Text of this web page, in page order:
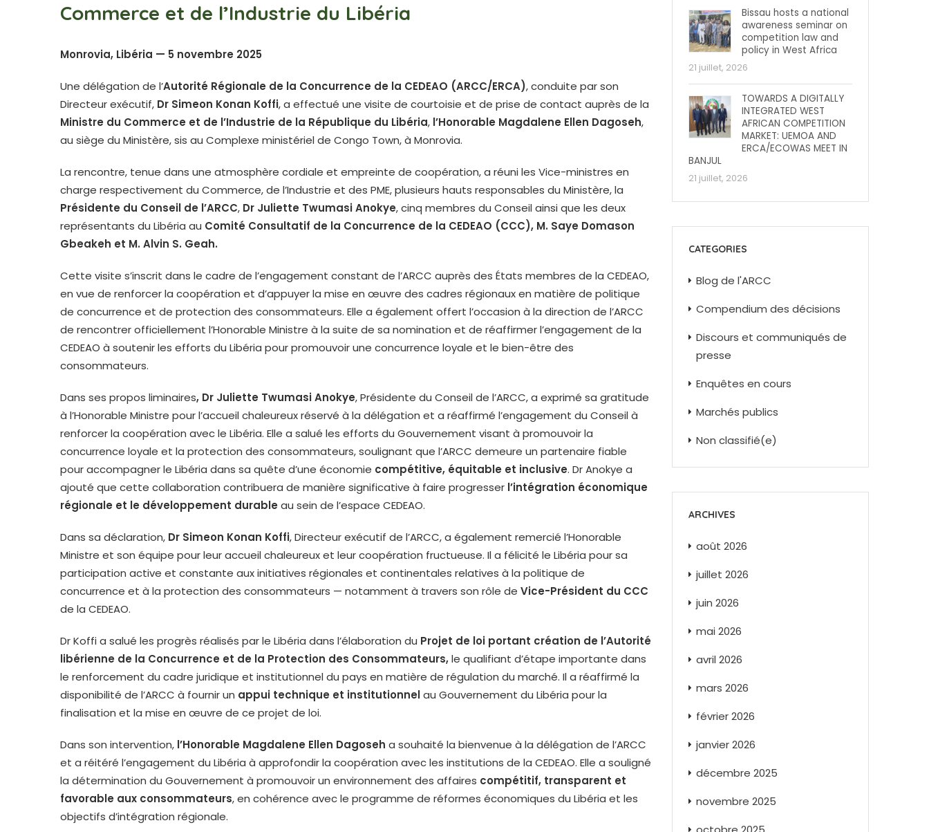
Commerce et de l’Industrie du Libéria
Monrovia, Libéria — 5 novembre 2025
Une délégation de l’Autorité Régionale de la Concurrence de la CEDEAO (ARCC/ERCA), conduite par son
Directeur exécutif, Dr Simeon Konan Koffi, a effectué une visite de courtoisie et de prise de contact auprès de la
Ministre du Commerce et de l’Industrie de la République du Libéria, l’Honorable Magdalene Ellen Dagoseh,
au siège du Ministère, sis au Complexe ministériel de Congo Town, à Monrovia.
La rencontre, tenue dans une atmosphère cordiale et empreinte de coopération, a réuni les Vice-ministres en
charge respectivement du Commerce, de l’Industrie et des PME, plusieurs hauts responsables du Ministère, la
Présidente du Conseil de l’ARCC, Dr Juliette Twumasi Anokye, cinq membres du Conseil ainsi que les deux
représentants du Libéria au Comité Consultatif de la Concurrence de la CEDEAO (CCC), M. Saye Domason
Gbeakeh et M. Alvin S. Geah.
Cette visite s’inscrit dans le cadre de l’engagement constant de l’ARCC auprès des États membres de la CEDEAO,
en vue de renforcer la coopération et d’appuyer la mise en œuvre des cadres régionaux en matière de politique
de concurrence et de protection des consommateurs. Elle a également offert l’occasion à la direction de l’ARCC
de rencontrer officiellement l’Honorable Ministre à la suite de sa nomination et de réaffirmer l’engagement de la
CEDEAO à soutenir les efforts du Libéria pour promouvoir une concurrence loyale et le bien-être des
consommateurs.
Dans ses propos liminaires, Dr Juliette Twumasi Anokye, Présidente du Conseil de l’ARCC, a exprimé sa gratitude
à l’Honorable Ministre pour l’accueil chaleureux réservé à la délégation et a réaffirmé l’engagement du Conseil à
renforcer la coopération avec le Libéria. Elle a salué les efforts du Gouvernement visant à promouvoir la
concurrence loyale et la protection des consommateurs, soulignant que l’ARCC demeure un partenaire fiable
pour accompagner le Libéria dans sa quête d’une économie compétitive, équitable et inclusive. Dr Anokye a
ajouté que cette collaboration contribuera de manière significative à faire progresser l’intégration économique
régionale et le développement durable au sein de l’espace CEDEAO.
Dans sa déclaration, Dr Simeon Konan Koffi, Directeur exécutif de l’ARCC, a également remercié l’Honorable
Ministre et son équipe pour leur accueil chaleureux et leur coopération fructueuse. Il a félicité le Libéria pour sa
participation active et constante aux initiatives régionales et continentales relatives à la politique de
concurrence et à la protection des consommateurs — notamment à travers son rôle de Vice-Président du CCC
de la CEDEAO.
Dr Koffi a salué les progrès réalisés par le Libéria dans l’élaboration du Projet de loi portant création de l’Autorité
libérienne de la Concurrence et de la Protection des Consommateurs,le qualifiant d’étape importante dans
le renforcement du cadre juridique et institutionnel du pays en matière de régulation du marché. Il a réaffirmé la
disponibilité de l’ARCC à fournir un appui technique et institutionnelau Gouvernement du Libéria pour la
finalisation et la mise en œuvre de ce projet de loi.
Dans son intervention, l’Honorable Magdalene Ellen Dagoseh a souhaité la bienvenue à la délégation de l’ARCC
et a réitéré l’engagement du Libéria à approfondir la coopération avec les institutions de la CEDEAO. Elle a souligné
la détermination du Gouvernement à promouvoir un environnement des affaires compétitif, transparent et
favorable aux consommateurs, en cohérence avec le programme de réformes économiques du Libéria et les
objectifs d’intégration régionale.
Bissau hosts a national
awareness seminar on
competition law and
policy in West Africa
21 juillet, 2026
TOWARDS A DIGITALLY
INTEGRATED WEST
AFRICAN COMPETITION
MARKET: UEMOA AND
ERCA/ECOWAS MEET IN
BANJUL
21 juillet, 2026
CATEGORIES
Blog de l'ARCC
Compendium des décisions
Discours et communiqués de
presse
Enquêtes en cours
Marchés publics
Non classifié(e)
ARCHIVES
août 2026
juillet 2026
juin 2026
mai 2026
avril 2026
mars 2026
février 2026
janvier 2026
décembre 2025
novembre 2025